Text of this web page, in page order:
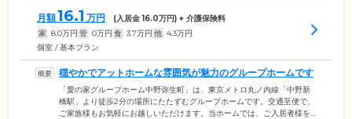
月額16.1 万円 (入居金16.0万円) + 介護保険料
家 8.0万円 管 0万円 食 3.7万円 他 4.3万円
個室 / 基本プラン
穏やかでアットホームな雰囲気が魅力のグループホームです
「愛の家グループホーム中野弥生町」は、東京メトロ丸ノ内線「中野新
橋駅」より徒歩2分の場所にたたずむグループホームです。交通至便で、
ご家族様もお気軽にお越しいただけます。当ホームでは、ご入居者様を9